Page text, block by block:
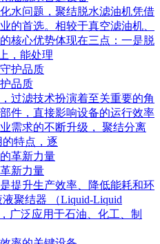
水问题，聚结脱水滤油机凭借
的首选。相较于真空滤油机、
核心优势体现在三点：一是脱
，能处理
品质
过滤技术扮演着至关重要的角
件，直接影响设备的运行效率
需求的不断升级， 聚结分离
特点，逐
新力量
提升生产效率、降低能耗和环
聚结器 （Liquid-Liquid
广泛应用于石油、化工、制